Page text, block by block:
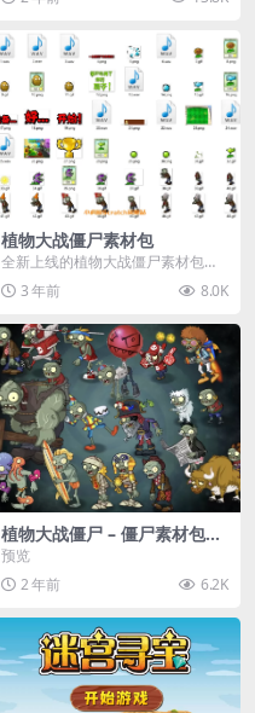
植物大战僵尸素材包
全新上线的植物大战僵尸素材包，
内含48个精选资源，涵盖角色、场
景、音效等多样内容...
3 年前 8.0K
植物大战僵尸 – 僵尸素材包
【可预览】
预览
2 年前
6.2K